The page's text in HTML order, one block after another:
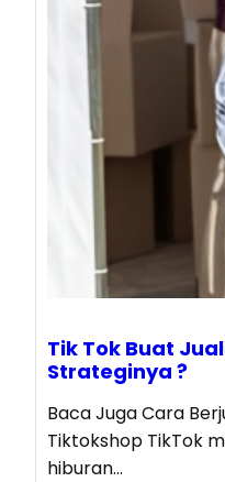
Tik Tok Buat
Strateginya ?
Baca Juga Cara
Tiktokshop TikTok
hiburan…